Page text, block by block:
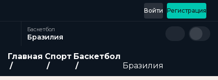
Регистрация
Войти
Баскетбол
Бразилия
Главная Спорт Баскетбол
Бразилия